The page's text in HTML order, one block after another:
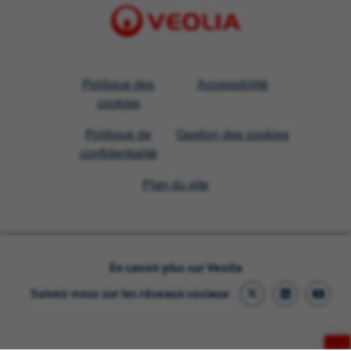
Politique des
cookies
Accessibilité
Politique de
confidentialité
Gestion des cookies
Plan du site
En savoir plus sur Veolia
Suivez-nous sur les réseaux sociaux